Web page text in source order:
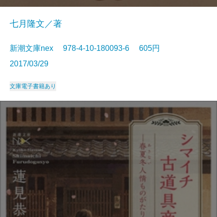
七月隆文／著
新潮文庫nex 978-4-10-180093-6 605円
2017/03/29
文庫電子書籍あり